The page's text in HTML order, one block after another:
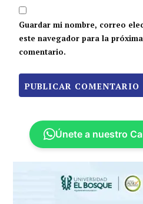
Guardar mi nombre, correo
este navegador para la
comentario.
Únete a nuestro